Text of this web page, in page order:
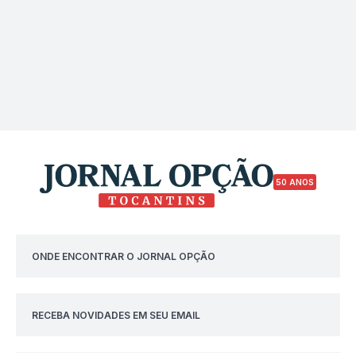
50 ANOS
ONDE ENCONTRAR O JORNAL OPÇÃO
RECEBA NOVIDADES EM SEU EMAIL